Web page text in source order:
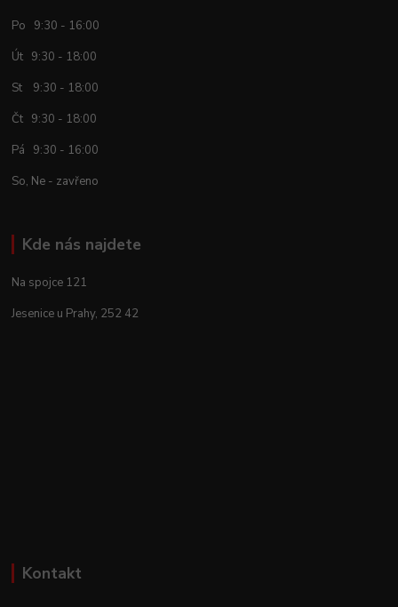
Po 9:30 - 16:00
Út 9:30 - 18:00
St 9:30 - 18:00
Čt 9:30 - 18:00
Pá 9:30 - 16:00
So, Ne - zavřeno
Kde nás najdete
Na spojce 121
Jesenice u Prahy, 252 42
Kontakt